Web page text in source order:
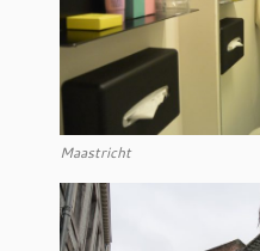
Maastricht